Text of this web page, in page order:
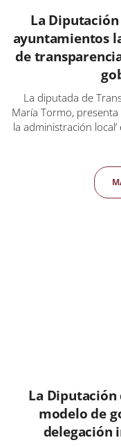
La
ayuntamientos
de
La diputada de
María Tormo,
la administración
La Diputación
modelo de
delegación